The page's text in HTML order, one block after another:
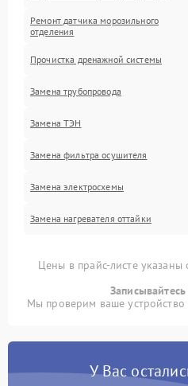
Ремонт датчика морозильного
отделения
Прочистка дренажной системы
Замена трубопровода
Замена ТЭН
Замена фильтра осушителя
Замена электросхемы
Замена нагревателя оттайки
Цены в прайс-листе указаны
Мы проверим ваше
У Вас